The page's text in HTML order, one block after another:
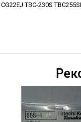
TBC-230S